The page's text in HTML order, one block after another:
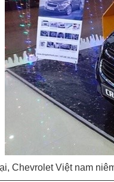
Chevrolet Việt nam